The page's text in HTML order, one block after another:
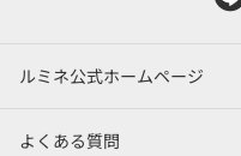
ルミネ公式ホームページ
よくある質問